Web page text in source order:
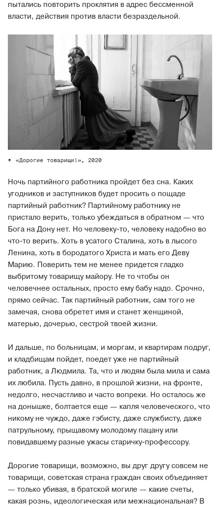
пытались повторить проклятия в адрес бессменной
власти, действия против власти безраздельной.
«Дорогие товарищи!», 2020
Ночь партийного работника пройдет без сна. Каких
угодников и заступников будет просить о пощаде
партийный работник? Партийному работнику не
пристало верить, только убеждаться в обратном — что
Бога на Дону нет. Но человеку-то, человеку надобно во
что-то верить. Хоть в усатого Сталина, хоть в лысого
Ленина, хоть в бородатого Христа и мать его Деву
Марию. Поверить тем не менее придется гладко
выбритому товарищу майору. Не то чтобы он
человечнее остальных, просто ему бабу надо. Срочно,
прямо сейчас. Так партийный работник, сам того не
замечая, снова обретет имя и станет женщиной,
матерью, дочерью, сестрой твоей жизни.
И дальше, по больницам, и моргам, и квартирам подруг,
и кладбищам пойдет, поедет уже не партийный
работник, а Людмила. Та, что и людям была мила и сама
их любила. Пусть давно, в прошлой жизни, на фронте,
недолго, несчастливо и часто вопреки. Но осталось же
на донышке, болтается еще — капля человеческого, что
никому не чуждо, даже гэбисту, даже службисту, даже
патрульному, прыщавому молодому пацану или
повидавшему разные ужасы старичку-профессору.
Дорогие товарищи, возможно, вы друг другу совсем не
товарищи, советская страна граждан своих объединяет
— только убивая, в братской могиле — какие счеты,
какая рознь, идеологическая или межнациональная? В